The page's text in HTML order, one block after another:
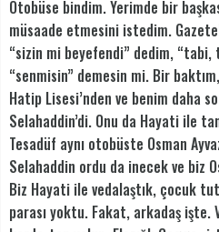
Otobüse bindim. Yerimde bir
müsaade etmesini istedim.
“sizin mi beyefendi” dedim,
“senmisin” demesin mi. Bir
Hatip Lisesi’nden ve benim daha
Selahaddin’di. Onu da Hayati ile
Tesadüf aynı otobüste Osman
Selahaddin ordu da inecek ve biz
Biz Hayati ile vedalaştık, çocuk
parası yoktu. Fakat, arkadaş işte.